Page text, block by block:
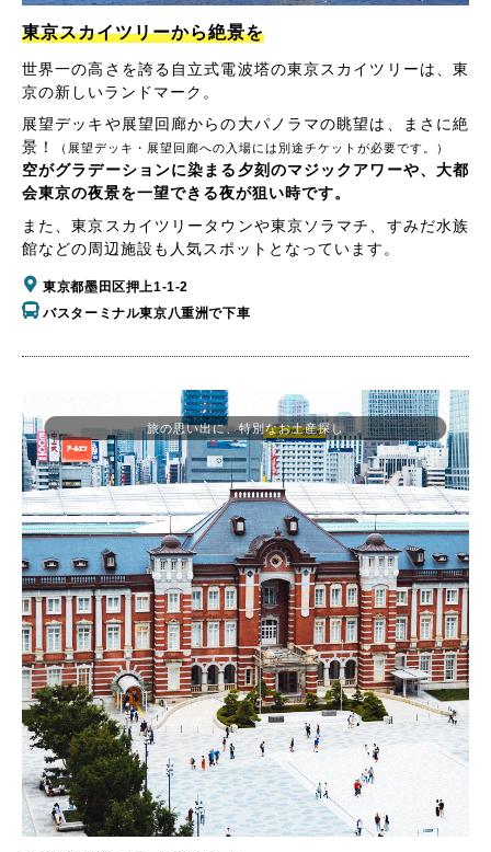
東京スカイツリーから絶景を
世界一の高さを誇る自立式電波塔の東京スカイツリーは、東
京の新しいランドマーク。
展望デッキや展望回廊からの大パノラマの眺望は、まさに絶
景！
（展望デッキ・展望回廊への入場には別途チケットが必要です。）
空がグラデーションに染まる夕刻のマジックアワーや、大都
会東京の夜景を一望できる夜が狙い時です。
また、東京スカイツリータウンや東京ソラマチ、すみだ水族
館などの周辺施設も人気スポットとなっています。
東京都墨田区押上1-1-2
バスターミナル東京八重洲で下車
旅の思い出に、特別なお土産探し